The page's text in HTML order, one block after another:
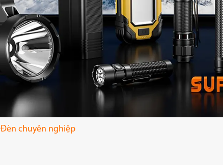
Đèn pin cao cấp
Đèn chuyên nghiệp